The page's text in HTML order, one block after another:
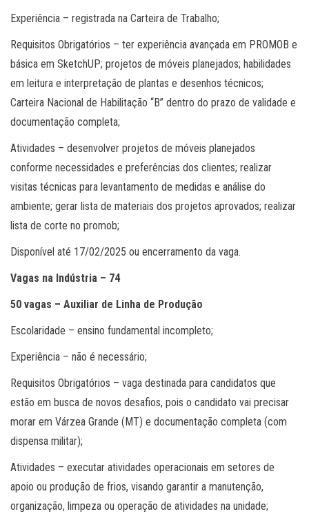
Experiência – registrada na Carteira de Trabalho;
Requisitos Obrigatórios – ter experiência avançada em PROMOB e
básica em SketchUP; projetos de móveis planejados; habilidades
em leitura e interpretação de plantas e desenhos técnicos;
Carteira Nacional de Habilitação “B” dentro do prazo de validade e
documentação completa;
Atividades – desenvolver projetos de móveis planejados
conforme necessidades e preferências dos clientes; realizar
visitas técnicas para levantamento de medidas e análise do
ambiente; gerar lista de materiais dos projetos aprovados; realizar
lista de corte no promob;
Disponível até 17/02/2025 ou encerramento da vaga.
Vagas na Indústria – 74
50 vagas – Auxiliar de Linha de Produção
Escolaridade – ensino fundamental incompleto;
Experiência – não é necessário;
Requisitos Obrigatórios – vaga destinada para candidatos que
estão em busca de novos desafios, pois o candidato vai precisar
morar em Várzea Grande (MT) e documentação completa (com
dispensa militar);
Atividades – executar atividades operacionais em setores de
apoio ou produção de frios, visando garantir a manutenção,
organização, limpeza ou operação de atividades na unidade;